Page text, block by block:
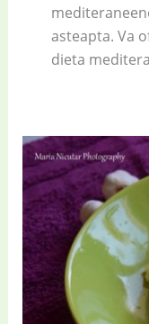
asteapta. Va
dieta